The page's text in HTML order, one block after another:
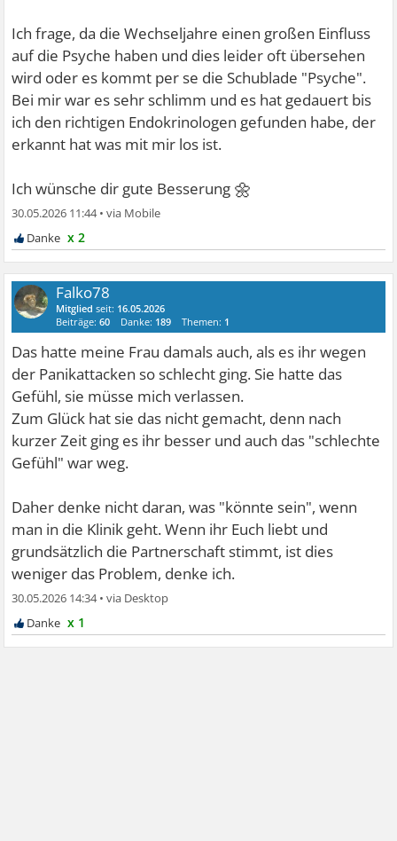
Ich frage, da die Wechseljahre einen großen Einfluss
auf die Psyche haben und dies leider oft übersehen
wird oder es kommt per se die Schublade "Psyche".
Bei mir war es sehr schlimm und es hat gedauert bis
ich den richtigen Endokrinologen gefunden habe, der
erkannt hat was mit mir los ist.
Ich wünsche dir gute Besserung 🌼
30.05.2026 11:44•
x 2
Falko78
Mitglied seit: 16.05.2026
Beiträge:60 Danke: 189 Themen: 1
Das hatte meine Frau damals auch, als es ihr wegen
der Panikattacken so schlecht ging. Sie hatte das
Gefühl, sie müsse mich verlassen.
Zum Glück hat sie das nicht gemacht, denn nach
kurzer Zeit ging es ihr besser und auch das "schlechte
Gefühl" war weg.
Daher denke nicht daran, was "könnte sein", wenn
man in die Klinik geht. Wenn ihr Euch liebt und
grundsätzlich die Partnerschaft stimmt, ist dies
weniger das Problem, denke ich.
30.05.2026 14:34•
x 1